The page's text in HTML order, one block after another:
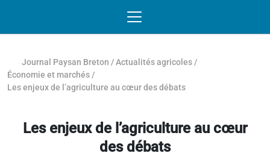
Journal Paysan Breton /Actualités agricoles /
Économie et marchés /
Les enjeux de l’agriculture au cœur des débats
Les enjeux de l’agriculture au cœur
des débats